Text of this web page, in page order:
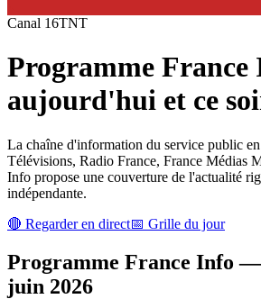
Canal 16TNT
Programme France
aujourd'hui et ce
La chaîne d'information du service public
Télévisions, Radio France, France Médias
Info propose une couverture de l'actualité
indépendante.
🔴 Regarder en direct📅 Grille du jour
Programme France Info —
juin 2026